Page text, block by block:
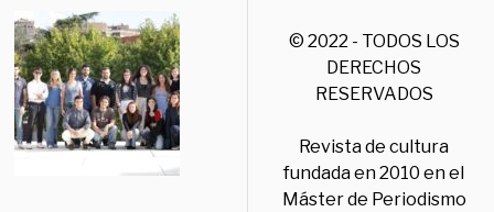
© 2022 - TODOS LOS
DERECHOS
RESERVADOS
Revista de cultura
fundada en 2010 en el
Máster de Periodismo